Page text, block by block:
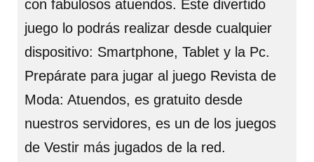
con fabulosos atuendos. Este divertido
juego lo podrás realizar desde cualquier
dispositivo: Smartphone, Tablet y la Pc.
Prepárate para jugar al juego Revista de
Moda: Atuendos, es gratuito desde
nuestros servidores, es un de los juegos
de Vestir más jugados de la red.